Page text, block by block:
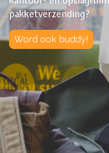
pakketverzending?
Word ook buddy!